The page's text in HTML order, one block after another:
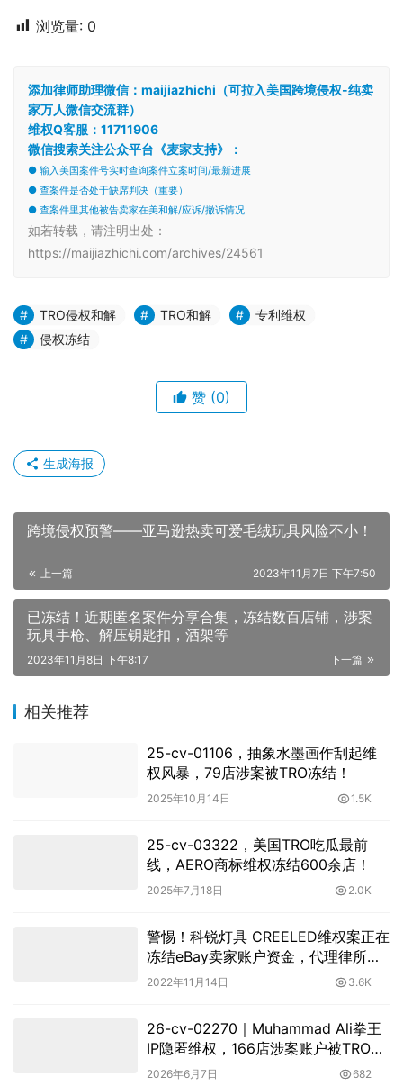
浏览量: 0
添加律师助理微信：maijiazhichi（可拉入美国跨境侵权-纯卖
家万人微信交流群）
维权Q客服：11711906
微信搜索关注公众平台《麦家支持》：
● 输入美国案件号实时查询案件立案时间/最新进展
● 查案件是否处于缺席判决（重要）
● 查案件里其他被告卖家在美和解/应诉/撤诉情况
如若转载，请注明出处：
https://maijiazhichi.com/archives/24561
TRO侵权和解 TRO和解
专利维权
侵权冻结
赞 (0)
生成海报
跨境侵权预警——亚马逊热卖可爱毛绒玩具风险不小！
上一篇 2023年11月7日 下午7:50
已冻结！近期匿名案件分享合集，冻结数百店铺，涉案
玩具手枪、解压钥匙扣，酒架等
下一篇
2023年11月8日 下午8:17
相关推荐
25-cv-01106，抽象水墨画作刮起维
权风暴，79店涉案被TRO冻结！
2025年10月14日 1.5K
25-cv-03322，美国TRO吃瓜最前
线，AERO商标维权冻结600余店！
2025年7月18日 2.0K
警惕！科锐灯具 CREELED维权案正在
冻结eBay卖家账户资金，代理律所
THE BRICKELL IP GROUP！
2022年11月14日 3.6K
26-cv-02270｜Muhammad Ali拳王
IP隐匿维权，166店涉案账户被TRO冻
结！
2026年6月7日 682